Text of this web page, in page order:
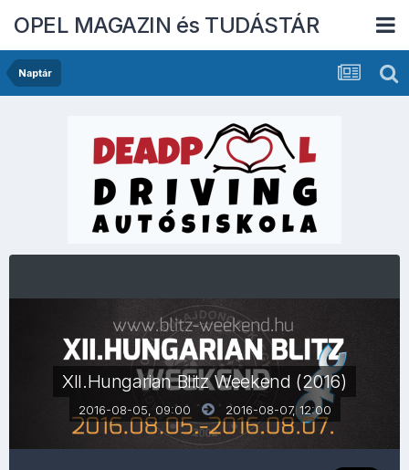
OPEL MAGAZIN és TUDÁSTÁR
Naptár
XII.Hungarian Blitz Weekend (2016)
2016-08-05, 09:00 2016-08-07,12:00